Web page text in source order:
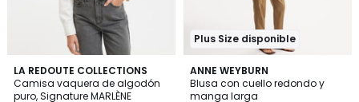
LA REDOUTE COLLECTIONS
Camisa vaquera de algodón
puro, Signature MARLÈNE
4,2
/ 5
Plus Size disponible
ANNE WEYBURN
Blusa con cuello redondo y
manga larga
4,4
/ 5